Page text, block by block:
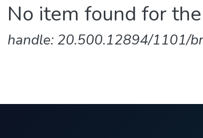
No item found for
handle: 20.500.12894/1101/